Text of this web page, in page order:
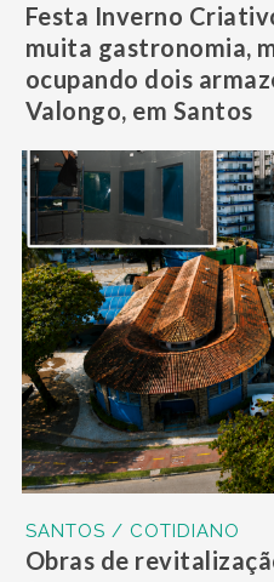
Festa Inverno
muita gastronomia,
ocupando dois
Valongo, em Santos
SANTOS / COTIDIANO
Obras de